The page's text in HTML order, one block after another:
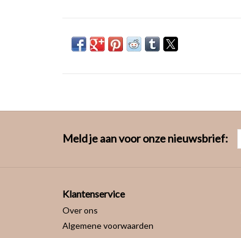
Meld je aan voor onze nieuwsbrief:
Klantenservice
Over ons
Algemene voorwaarden